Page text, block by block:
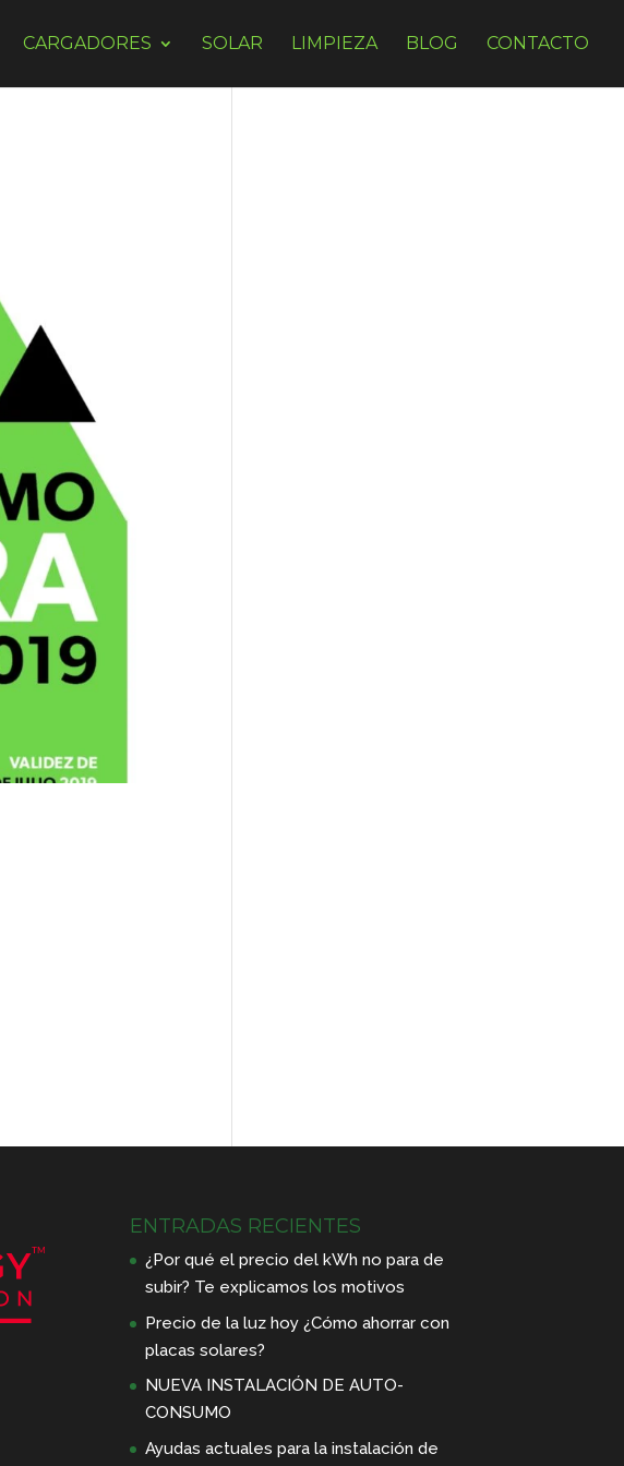
CARGADORES SOLAR LIMPIEZA BLOG CONTACTO
ENTRADAS RECIENTES
¿Por qué el precio del kWh no para de
subir? Te explicamos los motivos
Precio de la luz hoy ¿Cómo ahorrar con
placas solares?
NUEVA INSTALACIÓN DE AUTO-
CONSUMO
Ayudas actuales para la instalación de